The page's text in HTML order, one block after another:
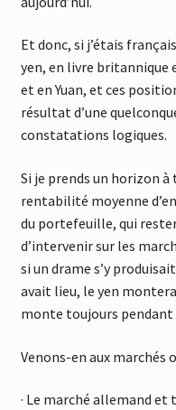
Et donc, si j’étais
yen, en livre britannique
et en Yuan, et ces
résultat d’une
constatations logiques.
Si je prends un horizon à
rentabilité moyenne
du portefeuille, qui
d’intervenir sur les
si un drame s’y
avait lieu, le yen
monte toujours pendant
Venons-en aux marchés
· Le marché allemand